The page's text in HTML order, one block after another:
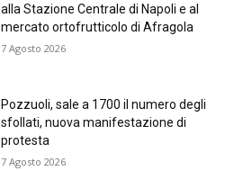
alla Stazione Centrale di Napoli e al
mercato ortofrutticolo di Afragola
7 Agosto 2026
Pozzuoli, sale a 1700 il numero degli
sfollati, nuova manifestazione di
protesta
7 Agosto 2026